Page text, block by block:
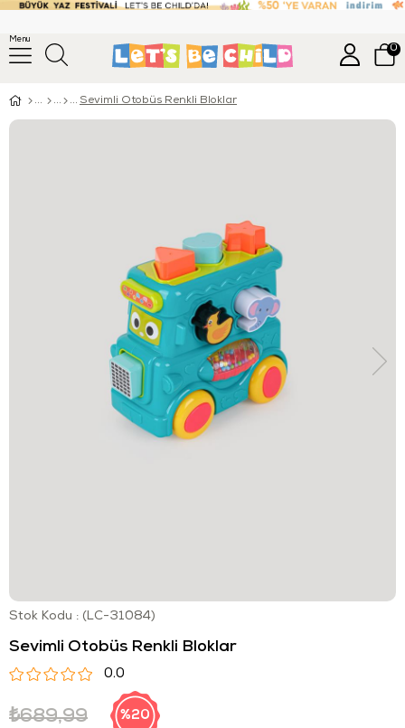
Menu
0
Sevimli Otobüs Renkli Bloklar
Stok Kodu (LC-31084)
Sevimli Otobüs Renkli Bloklar
0.0
₺689,99 20